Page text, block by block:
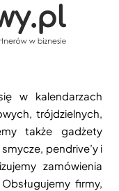
w kalendarzach
trójdzielnych,
także gadżety
pendrive’y i
zamówienia
firmy,